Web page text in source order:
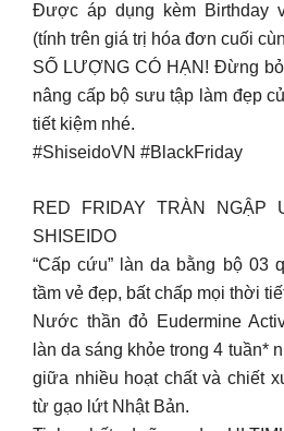
Được áp dụng kèm Birthday
(tính trên giá trị hóa đơn cuối
SỐ LƯỢNG CÓ HẠN! Đừng
nâng cấp bộ sưu tập làm đẹp
tiết kiệm nhé.
#ShiseidoVN #BlackFriday
RED FRIDAY TRÀN
SHISEIDO
“Cấp cứu” làn da bằng bộ 03
tầm vẻ đẹp, bất chấp mọi thời
Nước thần đỏ Eudermine
làn da sáng khỏe trong 4 tuần*
giữa nhiều hoạt chất và chiết
từ gạo lứt Nhật Bản.